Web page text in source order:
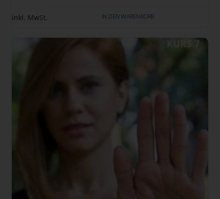
inkl. MwSt. IN DEN WARENKORB